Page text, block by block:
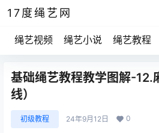
17度绳艺网
绳艺视频 绳艺小说 绳艺教程
基础绳艺教程教学图解-12.
线）
初级教程 24年9月12日 0